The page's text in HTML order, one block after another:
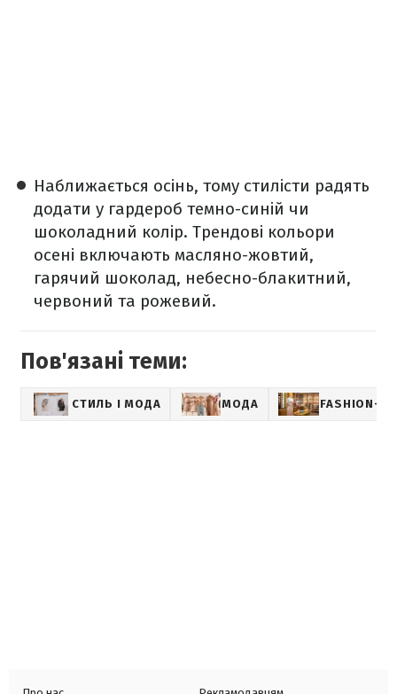
Наближається осінь, тому стилісти радять
додати у гардероб темно-синій чи
шоколадний колір. Трендові кольори
осені включають масляно-жовтий,
гарячий шоколад, небесно-блакитний,
червоний та рожевий.
Пов'язані теми:
СТИЛЬ І МОДА МОДА FASHION-